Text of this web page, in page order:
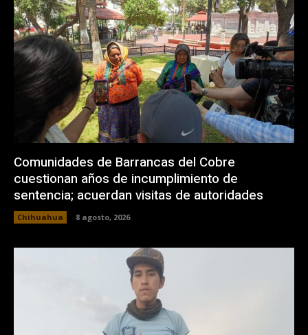
Comunidades de Barrancas del Cobre
cuestionan años de incumplimiento de
sentencia; acuerdan visitas de autoridades
Chihuahua 8 agosto, 2026